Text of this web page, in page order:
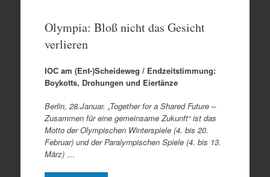
Olympia: Bloß nicht das Gesicht
verlieren
IOC am (Ent-)Scheideweg / Endzeitstimmung:
Boykotts, Drohungen und Eiertänze
Berlin, 28.Januar. „Together for a Shared Future –
Zusammen für eine gemeinsame Zukunft“ ist das
Motto der Olympischen Winterspiele (4. bis 20.
Februar) und der Paralympischen Spiele (4. bis 13.
März) …